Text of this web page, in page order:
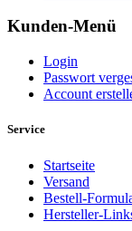
Kunden-Menü
Login
Passwort
Account
Service
Startseite
Versand
Bestell-
Hersteller-